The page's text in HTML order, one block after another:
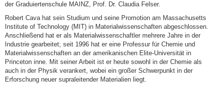
der Graduiertenschule MAINZ, Prof. Dr. Claudia Felser.
Robert Cava hat sein Studium und seine Promotion am Massachusetts
Institute of Technology (MIT) in Materialwissenschaften abgeschlossen.
Anschließend hat er als Materialwissenschaftler mehrere Jahre in der
Industrie gearbeitet; seit 1996 hat er eine Professur für Chemie und
Materialwissenschaften an der amerikanischen Elite-Universität in
Princeton inne. Mit seiner Arbeit ist er heute sowohl in der Chemie als
auch in der Physik verankert, wobei ein großer Schwerpunkt in der
Erforschung neuer supraleitender Materialien liegt.